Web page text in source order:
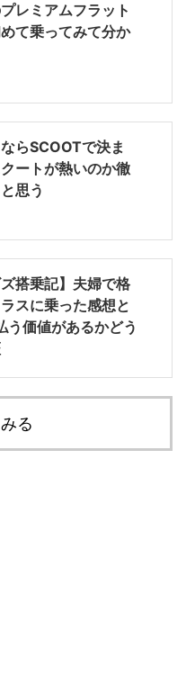
レミアムフラット
て乗ってみて分か
ならSCOOTで決ま
ートが熱いのか徹
思う
ズ搭乗記】夫婦で格
スに乗った感想と
う価値があるかどう
る